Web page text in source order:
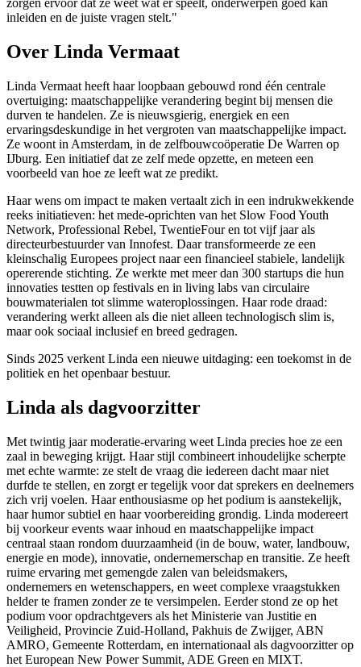
inleiden en de juiste vragen stelt."
Over Linda Vermaat
Linda Vermaat heeft haar loopbaan gebouwd rond één centrale
overtuiging: maatschappelijke verandering begint bij mensen die
durven te handelen. Ze is nieuwsgierig, energiek en een
ervaringsdeskundige in het vergroten van maatschappelijke impact.
Ze woont in Amsterdam, in de zelfbouwcoöperatie De Warren op
IJburg. Een initiatief dat ze zelf mede opzette, en meteen een
voorbeeld van hoe ze leeft wat ze predikt.
Haar wens om impact te maken vertaalt zich in een indrukwekkende
reeks initiatieven: het mede-oprichten van het Slow Food Youth
Network, Professional Rebel, TwentieFour en tot vijf jaar als
directeurbestuurder van Innofest. Daar transformeerde ze een
kleinschalig Europees project naar een financieel stabiele, landelijk
opererende stichting. Ze werkte met meer dan 300 startups die hun
innovaties testten op festivals en in living labs van circulaire
bouwmaterialen tot slimme wateroplossingen. Haar rode draad:
verandering werkt alleen als die niet alleen technologisch slim is,
maar ook sociaal inclusief en breed gedragen.
Sinds 2025 verkent Linda een nieuwe uitdaging: een toekomst in de
politiek en het openbaar bestuur.
Linda als dagvoorzitter
Met twintig jaar moderatie-ervaring weet Linda precies hoe ze een
zaal in beweging krijgt. Haar stijl combineert inhoudelijke scherpte
met echte warmte: ze stelt de vraag die iedereen dacht maar niet
durfde te stellen, en zorgt er tegelijk voor dat sprekers en deelnemers
zich vrij voelen. Haar enthousiasme op het podium is aanstekelijk,
haar humor subtiel en haar voorbereiding grondig. Linda modereert
bij voorkeur events waar inhoud en maatschappelijke impact
centraal staan rondom duurzaamheid (in de bouw, water, landbouw,
energie en mode), innovatie, ondernemerschap en transitie. Ze heeft
ruime ervaring met gemengde zalen van beleidsmakers,
ondernemers en wetenschappers, en weet complexe vraagstukken
helder te framen zonder ze te versimpelen. Eerder stond ze op het
podium voor opdrachtgevers als het Ministerie van Justitie en
Veiligheid, Provincie Zuid-Holland, Pakhuis de Zwijger, ABN
AMRO, Gemeente Rotterdam, en internationaal als dagvoorzitter op
het European New Power Summit, ADE Green en MIXT.